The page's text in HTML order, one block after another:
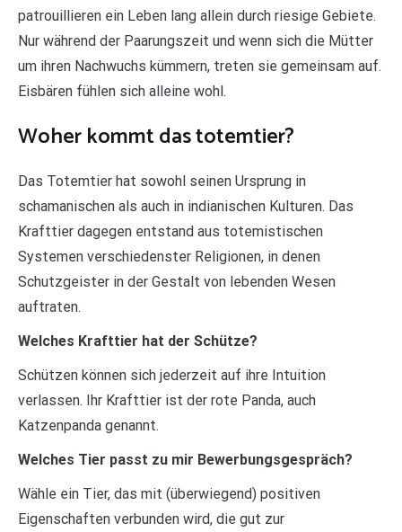
patrouillieren ein Leben lang allein durch riesige Gebiete.
Nur während der Paarungszeit und wenn sich die Mütter
um ihren Nachwuchs kümmern, treten sie gemeinsam auf.
Eisbären fühlen sich alleine wohl.
Woher kommt das totemtier?
Das Totemtier hat sowohl seinen Ursprung in
schamanischen als auch in indianischen Kulturen. Das
Krafttier dagegen entstand aus totemistischen
Systemen verschiedenster Religionen, in denen
Schutzgeister in der Gestalt von lebenden Wesen
auftraten.
Welches Krafttier hat der Schütze?
Schützen können sich jederzeit auf ihre Intuition
verlassen. Ihr Krafttier ist der rote Panda, auch
Katzenpanda genannt.
Welches Tier passt zu mir Bewerbungsgespräch?
Wähle ein Tier, das mit (überwiegend) positiven
Eigenschaften verbunden wird, die gut zur